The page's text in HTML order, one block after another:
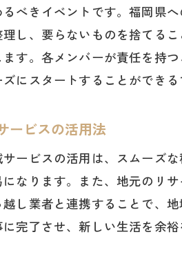
事前準備で引っ越
荷物リストを使った
引っ越しのストレ
引っ越しの荷造りで失
地域特有の習慣に合
荷物をコンパクト
引っ越し当日をス
福岡県内の移動に最
べきイベントです。福岡県
し、要らないものを捨てる
す。各メンバーが責任を持
にスタートすることができる
ービスの活用法
ービスの活用は、スムーズ
なります。また、地元のリ
し業者と連携することで、
完了させ、新しい生活を余